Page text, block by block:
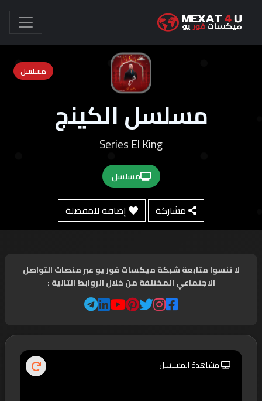
مسلسل الكينج
Series El King
مسلسل
مسلسل
مشاركة إضافة للمفضلة
لا تنسوا متابعة شبكة ميكسات فور يو عبر منصات التواصل
الاجتماعي المختلفة من خلال الروابط التالية :
مشاهدة المسلسل